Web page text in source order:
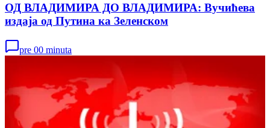
ОД ВЛАДИМИРА ДО ВЛАДИМИРА: Вучићева
издаја од Путина ка Зеленском
pre 00 minuta